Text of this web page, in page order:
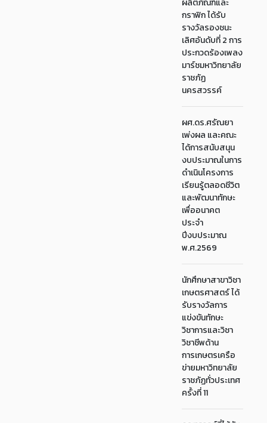
ผลิตภัณฑ์และ
กราฟิก ได้รับ
รางวัลรองชนะ
เลิศอันดับที่ 2 การ
ประกวดร้องเพลง
มาร์ชมหาวิทยาลัย
ราชภัฏ
นครสวรรค์
ผศ.ดร.ศรัณยา
เพ่งผล และคณะ
ได้การสนับสนุน
งบประมาณในการ
ดำเนินโครงการ
เรียนรู้ตลอดชีวิต
และพัฒนาทักษะ
เพื่ออนาคต
ประจำ
ปีงบประมาณ
พ.ศ.2569
นักศึกษาสาขาวิชา
เกษตรศาสตร์ ได้
รับรางวัลการ
แข่งขันทักษะ
วิชาการและวิชา
วิชาชีพด้าน
การเกษตรเครือ
ข่ายมหาวิทยาลัย
ราชภัฏทั่วประเทศ
ครั้งที่ 11